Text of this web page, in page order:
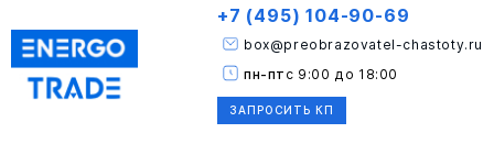
ЗАПРОСИТЬ КП
box@preobrazovatel-chastoty.ru
+7 (495) 104-90-69
пн-пт с 9:00 до 18:00